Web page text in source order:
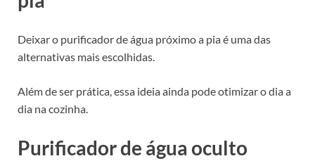
Deixar o purificador de água próximo a pia é uma das
alternativas mais escolhidas.
Além de ser prática, essa ideia ainda pode otimizar o dia a
dia na cozinha.
Purificador de água oculto